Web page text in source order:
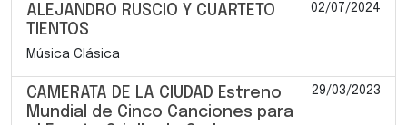
ALEJANDRO RUSCIO Y CUARTETO
TIENTOS
02/07/2024
Música Clásica
CAMERATA DE LA CIUDAD Estreno
Mundial de Cinco Canciones para
29/03/2023